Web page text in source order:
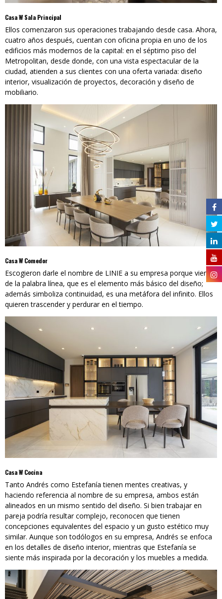
Casa W Sala Principal
Ellos comenzaron sus operaciones trabajando desde casa. Ahora,
cuatro años después, cuentan con oficina propia en uno de los
edificios más modernos de la capital: en el séptimo piso del
Metropolitan, desde donde, con una vista espectacular de la
ciudad, atienden a sus clientes con una oferta variada: diseño
interior, visualización de proyectos, decoración y diseño de
mobiliario.
Casa W Comedor
Escogieron darle el nombre de LINIE a su empresa porque viene
de la palabra línea, que es el elemento más básico del diseño;
además simboliza continuidad, es una metáfora del infinito. Ellos
quieren trascender y perdurar en el tiempo.
Casa W Cocina
Tanto Andrés como Estefanía tienen mentes creativas, y
haciendo referencia al nombre de su empresa, ambos están
alineados en un mismo sentido del diseño. Si bien trabajar en
pareja podría resultar complejo, reconocen que tienen
concepciones equivalentes del espacio y un gusto estético muy
similar. Aunque son todólogos en su empresa, Andrés se enfoca
en los detalles de diseño interior, mientras que Estefanía se
siente más inspirada por la decoración y los muebles a medida.